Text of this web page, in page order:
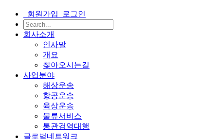
회원가입 로그인
회사소개
인사말
개요
찾아오시는길
사업분야
해상운송
항공운송
육상운송
물류서비스
통관검역대행
글로벌네트워크